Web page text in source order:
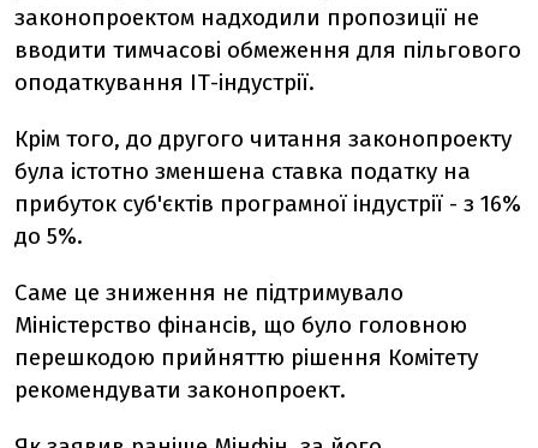
законопроектом надходили пропозиції не
вводити тимчасові обмеження для пільгового
оподаткування ІТ-індустрії.
Крім того, до другого читання законопроекту
була істотно зменшена ставка податку на
прибуток суб'єктів програмної індустрії - з 16%
до 5%.
Саме це зниження не підтримувало
Міністерство фінансів, що було головною
перешкодою прийняттю рішення Комітету
рекомендувати законопроект.